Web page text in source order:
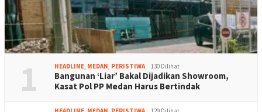
1 HEADLINE, MEDAN, PERISTIWA 130 Dilihat
Bangunan ‘Liar’ Bakal Dijadikan Showroom,
Kasat Pol PP Medan Harus Bertindak